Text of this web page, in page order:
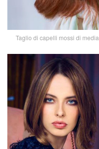
Taglio di capelli mossi di